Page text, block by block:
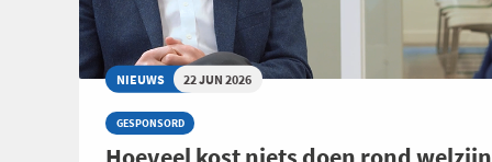
NIEUWS 22 JUN 2026
GESPONSORD